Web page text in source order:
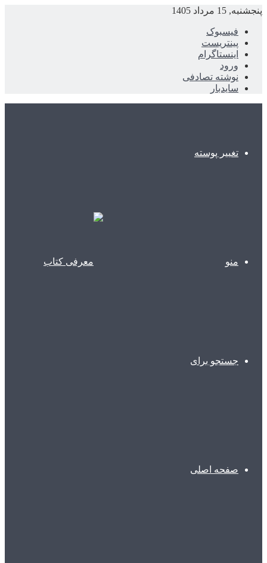
پنجشنبه, 15 مرداد 1405
فیسبوک
پینتریست
اینستاگرام
ورود
نوشته تصادفی
سایدبار
تغییر پوسته
منو
جستجو برای
صفحه اصلی